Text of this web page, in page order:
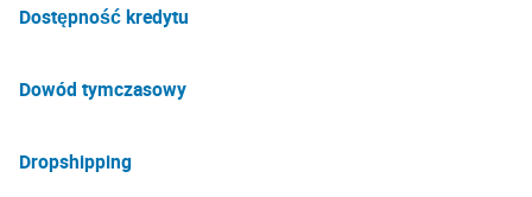
Dostępność kredytu
Dowód tymczasowy
Dropshipping